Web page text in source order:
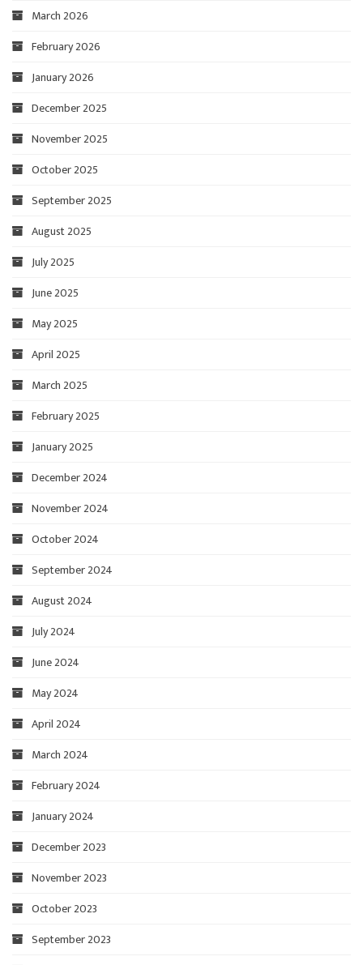
March 2026
February 2026
January 2026
December 2025
November 2025
October 2025
September 2025
August 2025
July 2025
June 2025
May 2025
April 2025
March 2025
February 2025
January 2025
December 2024
November 2024
October 2024
September 2024
August 2024
July 2024
June 2024
May 2024
April 2024
March 2024
February 2024
January 2024
December 2023
November 2023
October 2023
September 2023